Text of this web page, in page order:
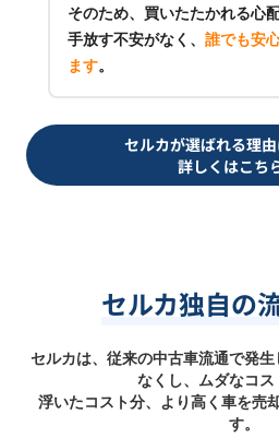
そのため、買いたたかれる心
手放す不安がなく、 誰でも安
ます。
セルカが選ばれる理
詳しくはこち
セルカ独自の
セルカは、従来の中古車流通で発
なくし、ムダなコス
浮いたコスト分、より高く車を売
す。